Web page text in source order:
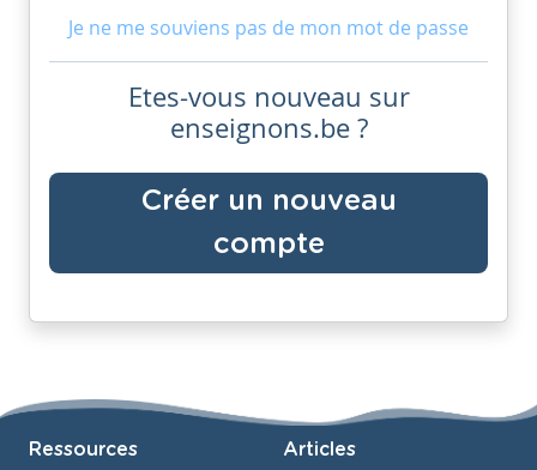
Je ne me souviens pas de mon mot de passe
Etes-vous nouveau sur
enseignons.be ?
Créer un nouveau
compte
Ressources Articles